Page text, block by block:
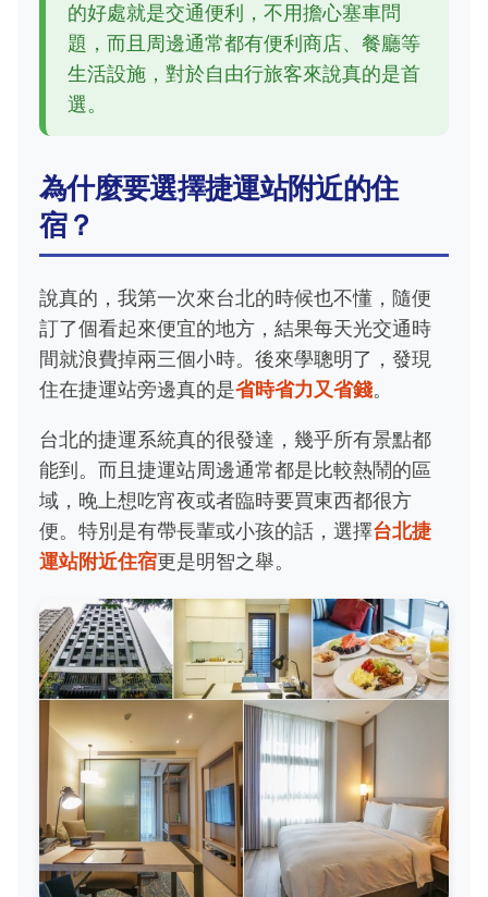
的好處就是交通便利，不用擔心塞車問
題，而且周邊通常都有便利商店、餐廳等
生活設施，對於自由行旅客來說真的是首
選。
為什麼要選擇捷運站附近的住
宿？
說真的，我第一次來台北的時候也不懂，隨便
訂了個看起來便宜的地方，結果每天光交通時
間就浪費掉兩三個小時。後來學聰明了，發現
住在捷運站旁邊真的是省時省力又省錢。
台北的捷運系統真的很發達，幾乎所有景點都
能到。而且捷運站周邊通常都是比較熱鬧的區
域，晚上想吃宵夜或者臨時要買東西都很方
便。特別是有帶長輩或小孩的話，選擇台北捷
運站附近住宿更是明智之舉。